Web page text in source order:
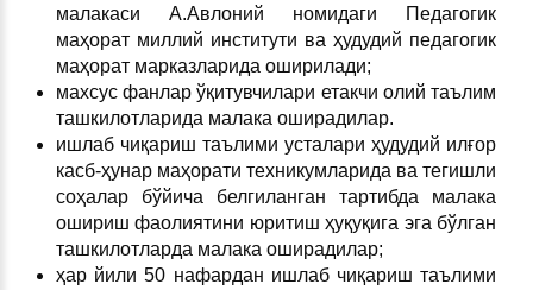
малакаси А.Авлоний номидаги Педагогик
маҳорат миллий институти ва ҳудудий педагогик
маҳорат марказларида оширилади;
махсус фанлар ўқитувчилари етакчи олий таълим
ташкилотларида малака оширадилар.
ишлаб чиқариш таълими усталари ҳудудий илғор
касб-ҳунар маҳорати техникумларида ва тегишли
соҳалар бўйича белгиланган тартибда малака
ошириш фаолиятини юритиш ҳуқуқига эга бўлган
ташкилотларда малака оширадилар;
ҳар йили 50 нафардан ишлаб чиқариш таълими